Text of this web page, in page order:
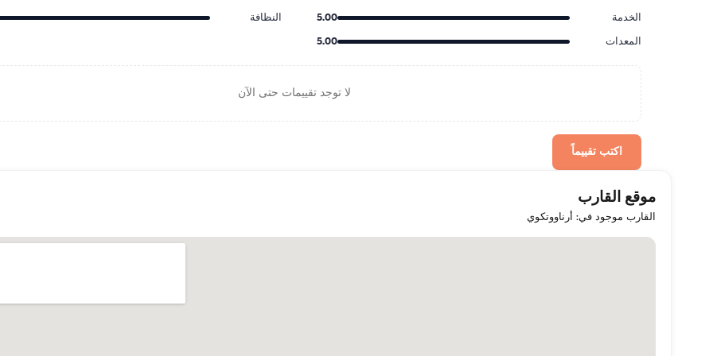
الخدمة 5.00 النظافة
المعدات 5.00
لا توجد تقييمات حتى الآن
اكتب تقييماً
موقع القارب
القارب موجود في: أرناووتكوي